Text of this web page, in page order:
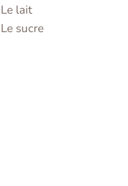
Le lait
Le sucre